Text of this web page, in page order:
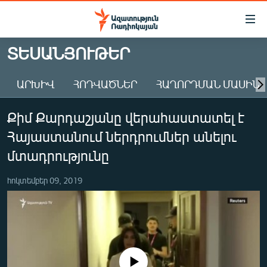
Մատչելիության
Անցնել
հիմնական
Անցնել
հիմնական
մենյուին
Որոնում
ԱԶԱՏՈՒԹՅՈՒՆ TV
ՀԱՅԱՍՏԱՆ
ԸՆՏՐՈՒԹՅՈՒՆՆԵՐ 2026
ԻՐԱՎՈՒՆՔ
ՏՆՏԵՍՈՒԹՅՈՒՆ
ՂԱՐԱԲԱՂ
ՊԱՏԵՐԱԶՄԻ 6 ՇԱԲԱԹՆԵՐԸ
ՏԵՍԱՆՅՈՒԹԵՐ
ԱՐԽԻՎ ՀՈԴՎԱԾՆԵՐ ՀԱՂՈՐԴՄԱՆ ՄԱՍԻՆ
Քիմ Քարդաշյանը վերահաստատել է
Հայաստանում ներդրումներ անելու
մտադրությունը
հոկտեմբեր 09, 2019
No media source currently available